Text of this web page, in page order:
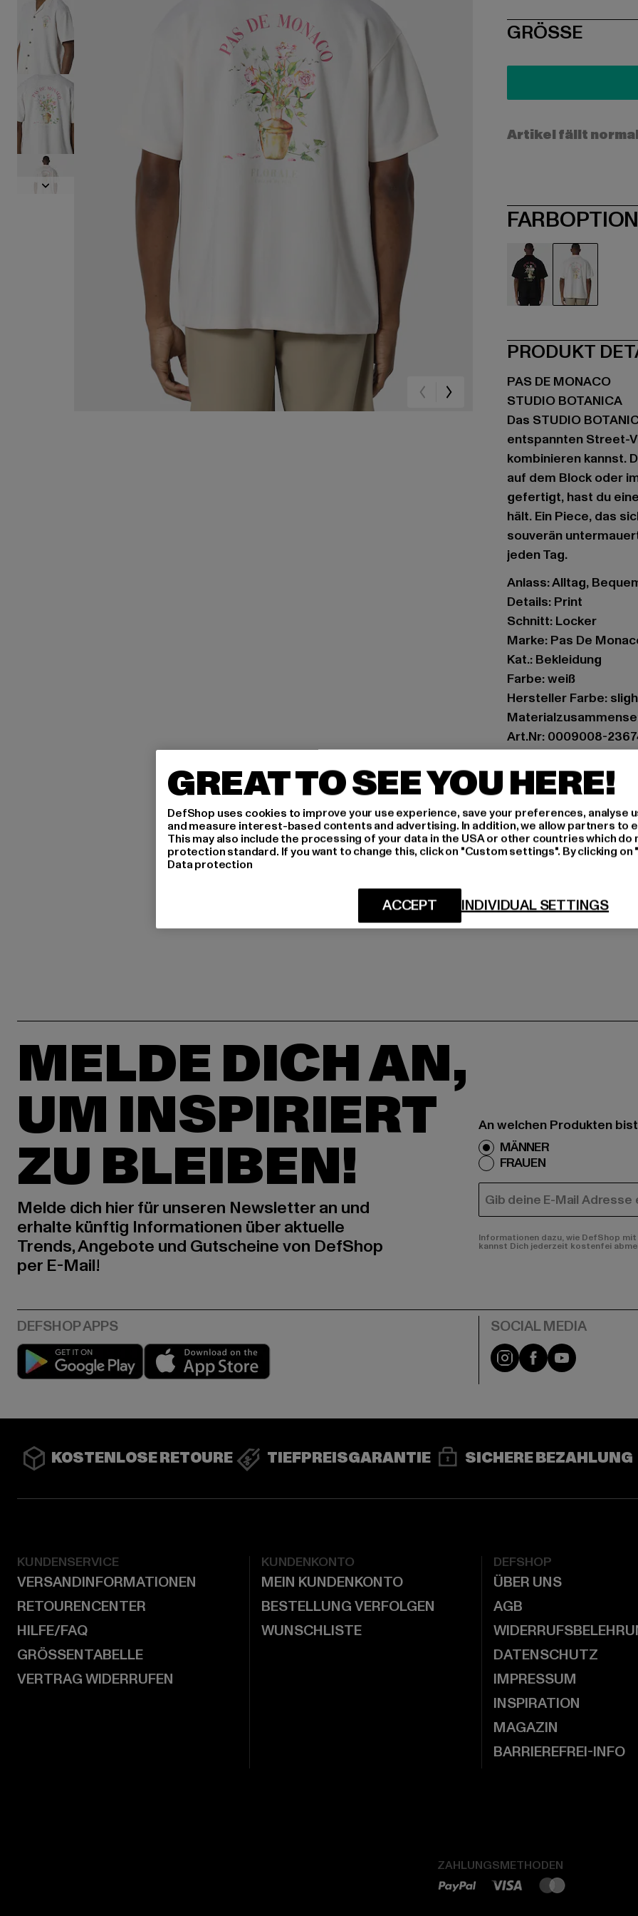
SIZE
GRÖSSE
Artikel fällt
PRODUKT
PAS DE MONACO
STUDIO BOTANICA
Das STUDIO
entspannten Street-
kombinieren kannst.
auf dem Block oder
gefertigt, hast du
hält. Ein Piece, das
souverän
jeden Tag.
Anlass: Alltag,
Details: Print
Schnitt: Locker
Marke: Pas De
Kat.: Bekleidung
Farbe: weiß
Hersteller Farbe:
Art.Nr: 0009008-
Hersteller: Zabou
Shelley Road,
GRÖSSE
LIEFERUNG &
MELDE DICH AN,
UM INSPIRIERT
ZU BLEIBEN!
Melde dich hier für unseren Newsletter an und
erhalte künftig Informationen über aktuelle
Trends, Angebote und Gutscheine von DefShop
per E-Mail!
An welchen Produkten
MÄNNER
FRAUEN
E-MAIL
Informationen dazu, wie DefShop
kannst Dich jederzeit kostenfei
Play market Instagram
FacebookYouTube
KOSTENLOSE RETOURE TIEFPREISGARANTIE SICHERE BEZAHLUNG
KUNDENSERVICE
VERSANDINFORMATIONEN
RETOURENCENTER
HILFE/FAQ
GRÖSSENTABELLE
VERTRAG WIDERRUFEN
KUNDENKONTO
MEIN KUNDENKONTO
BESTELLUNG VERFOLGEN
WUNSCHLISTE
DEFSHOP
ÜBER UNS
AGB
DATENSCHUTZ
IMPRESSUM
INSPIRATION
MAGAZIN
BARRIEREFREI-INFO
ZAHLUNGSMETHODEN
GREAT TO SEE YOU HERE!
DefShop uses cookies to improve your use experience, save your preferences, analyse
and measure interest-based contents and advertising. In addition, we allow partners to
This may also include the processing of your data in the USA or other countries which do
protection standard. If you want to change this, click on "Custom settings". By clicking
Data protection
INDIVIDUAL SETTINGS
ACCEPT